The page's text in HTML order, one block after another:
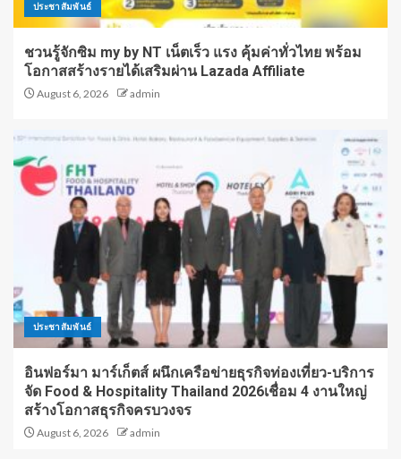
ประชาสัมพันธ์
ชวนรู้จักซิม my by NT เน็ตเร็ว แรง คุ้มค่าทั่วไทย พร้อม
โอกาสสร้างรายได้เสริมผ่าน Lazada Affiliate
August 6, 2026 admin
ประชาสัมพันธ์
อินฟอร์มา มาร์เก็ตส์ ผนึกเครือข่ายธุรกิจท่องเที่ยว-บริการ
จัด Food & Hospitality Thailand 2026เชื่อม 4 งานใหญ่
สร้างโอกาสธุรกิจครบวงจร
August 6, 2026 admin